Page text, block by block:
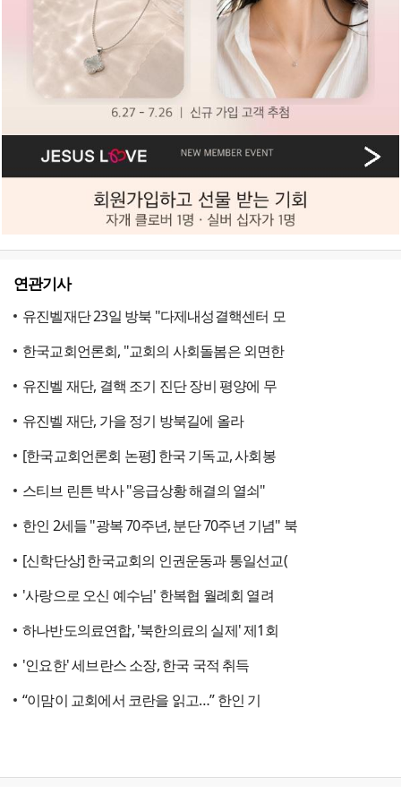
연관기사
유진벨재단 23일 방북 "다제내성결핵센터 모
한국교회언론회, "교회의 사회돌봄은 외면한
유진벨 재단, 결핵 조기 진단 장비 평양에 무
유진벨 재단, 가을 정기 방북길에 올라
[한국교회언론회 논평] 한국 기독교, 사회봉
스티브 린튼 박사 "응급상황 해결의 열쇠"
한인 2세들 "광복 70주년, 분단 70주년 기념" 북
[신학단상] 한국교회의 인권운동과 통일선교(
'사랑으로 오신 예수님' 한복협 월례회 열려
하나반도의료연합, '북한의료의 실제' 제1회
'인요한' 세브란스 소장, 한국 국적 취득
“이맘이 교회에서 코란을 읽고…” 한인 기